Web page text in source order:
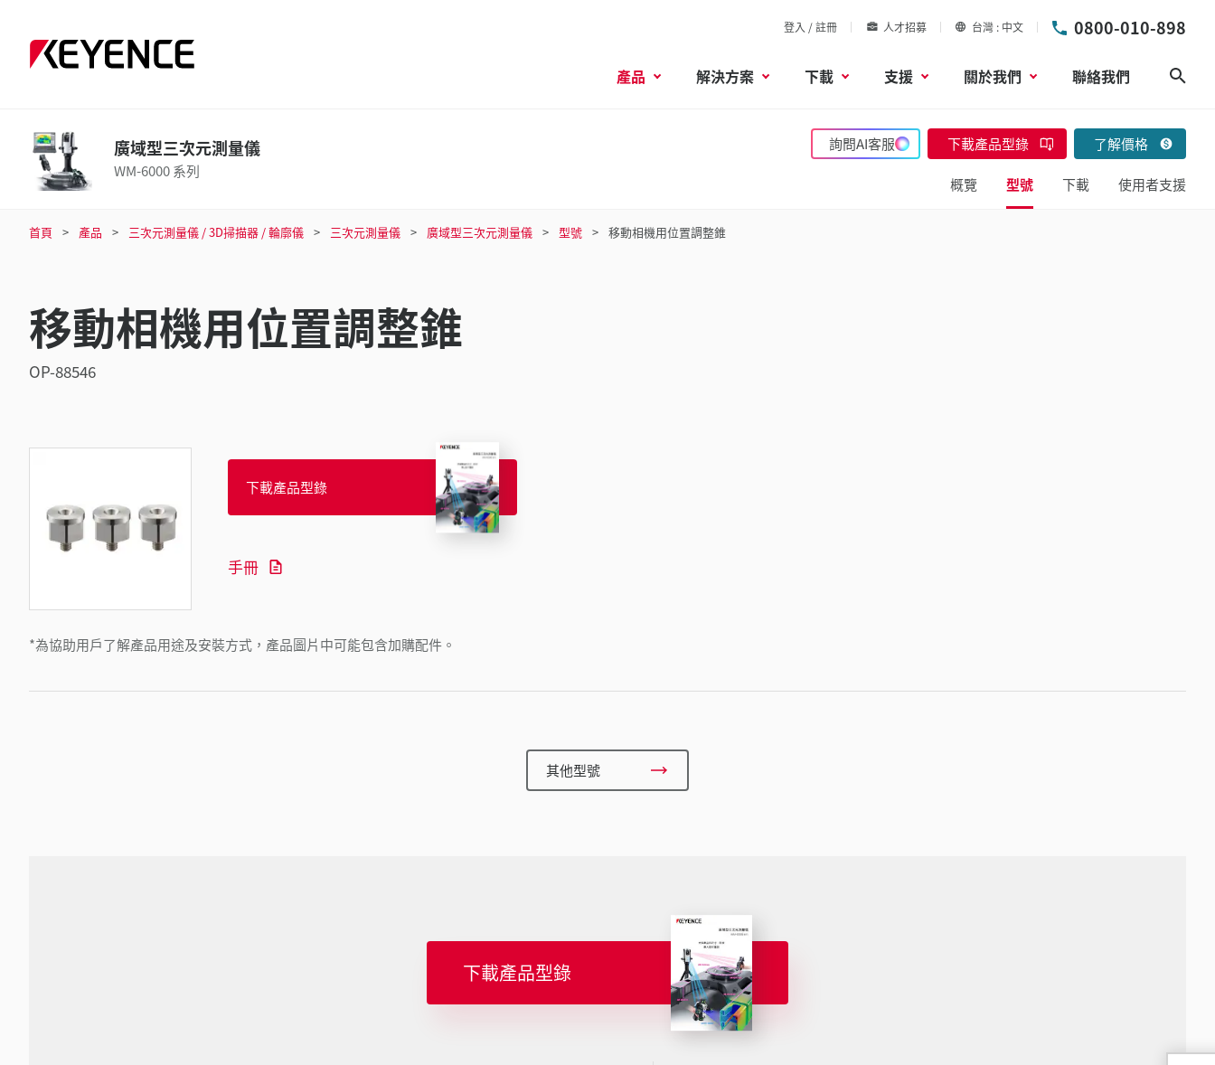
登入 / 註冊 人才招募 台灣 中文 0800-010-898
產品 解決方案 下載 支援 關於我們 聯絡我們
廣域型三次元測量儀
WM-6000 系列
詢問AI客服 下載產品型錄 了解價格
概覽 型號 下載 使用者支援
首頁 產品 三次元測量儀 / 3D掃描器 / 輪廓儀 三次元測量儀 廣域型三次元測量儀 型號 移動相機用位置調整錐
移動相機用位置調整錐
OP-88546
*為協助用戶了解產品用途及安裝方式，產品圖片中可能包含加購配件。
下載產品型錄
手冊
其他型號
下載產品型錄